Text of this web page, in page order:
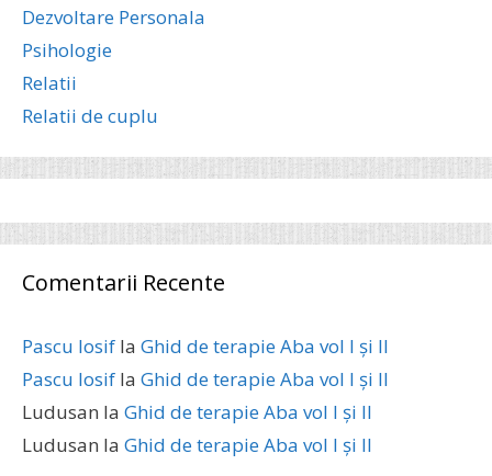
Dezvoltare Personala
Psihologie
Relatii
Relatii de cuplu
Comentarii Recente
Pascu Iosif la Ghid de terapie Aba vol I și II
Pascu Iosif la Ghid de terapie Aba vol I și II
Ludusan la Ghid de terapie Aba vol I și II
Ludusan la Ghid de terapie Aba vol I și II